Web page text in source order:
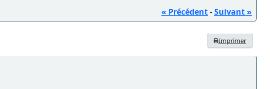
« Précédent-Suivant »
Imprimer